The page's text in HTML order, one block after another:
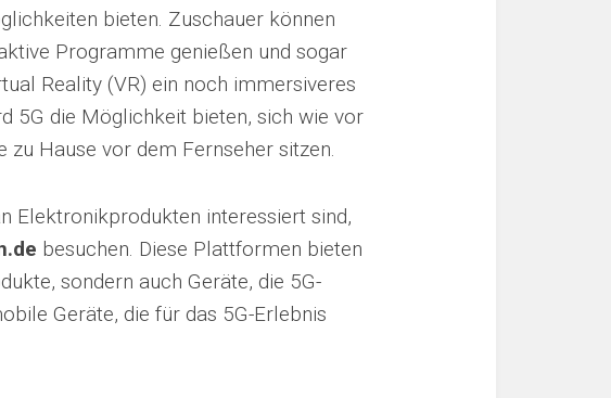
bieten. Zuschauer können
Programme genießen und sogar
Reality (VR) ein noch immersiveres
5G die Möglichkeit bieten, sich wie vor
zu Hause vor dem Fernseher sitzen.
Elektronikprodukten interessiert sind,
besuchen. Diese Plattformen bieten
sondern auch Geräte, die 5G-
Geräte, die für das 5G-Erlebnis